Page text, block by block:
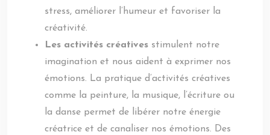
stress, améliorer l’humeur et favoriser la
créativité.
Les activités créatives stimulent notre
imagination et nous aident à exprimer nos
émotions. La pratique d’activités créatives
comme la peinture, la musique, l’écriture ou
la danse permet de libérer notre énergie
créatrice et de canaliser nos émotions. Des